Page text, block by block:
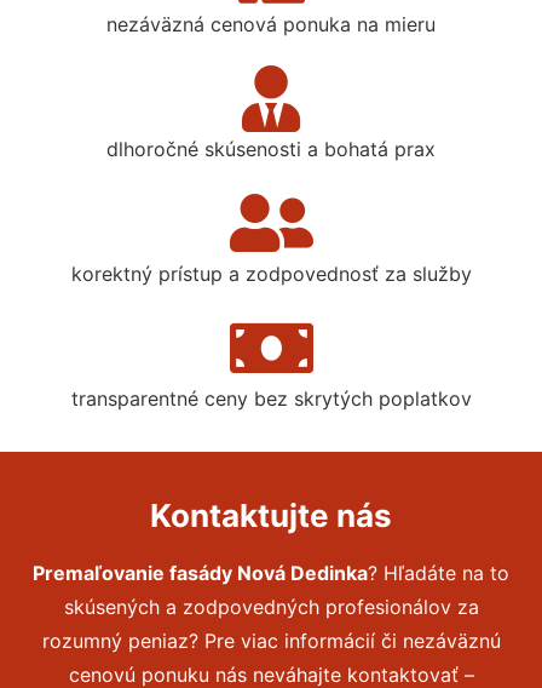
nezáväzná cenová ponuka na mieru
dlhoročné skúsenosti a bohatá prax
korektný prístup a zodpovednosť za služby
transparentné ceny bez skrytých poplatkov
Kontaktujte nás
Premaľovanie fasády Nová Dedinka? Hľadáte na to
skúsených a zodpovedných profesionálov za
rozumný peniaz? Pre viac informácií či nezáväznú
cenovú ponuku nás neváhajte kontaktovať –